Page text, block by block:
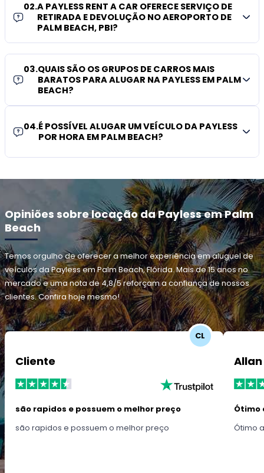
02.A PAYLESS RENT A CAR OFERECE SERVIÇO DE
RETIRADA E DEVOLUÇÃO NO AEROPORTO DE
PALM BEACH, PBI?
03.QUAIS SÃO OS GRUPOS DE CARROS MAIS
BARATOS PARA ALUGAR NA PAYLESS EM PALM
BEACH?
04.É POSSÍVEL ALUGAR UM VEÍCULO DA PAYLESS
POR HORA EM PALM BEACH?
Opiniões sobre locação da Payless em Palm
Beach
Temos orgulho de oferecer a melhor experiência em aluguel de
veículos da Payless em Palm Beach, Flórida. Mais de 15 anos no
mercado e uma nota de 4,8/5 reforçam a confiança de nossos
clientes. Confira hoje mesmo!
CL
Cliente
são rapidos e possuem o melhor preço
são rapidos e possuem o melhor preço
Allan
Ótimo
Ótimo